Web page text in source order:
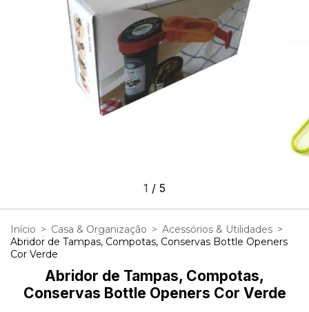
1 / 5
Início > Casa & Organização > Acessórios & Utilidades >
Abridor de Tampas, Compotas, Conservas Bottle Openers
Cor Verde
Abridor de Tampas, Compotas,
Conservas Bottle Openers Cor Verde